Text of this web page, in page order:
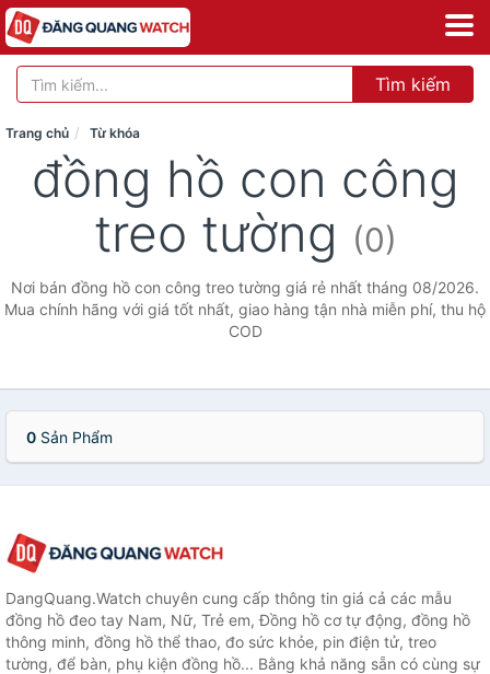
Tìm kiếm
Trang chủ Từ khóa
đồng hồ con công
treo tường (0)
Nơi bán đồng hồ con công treo tường giá rẻ nhất tháng 08/2026.
Mua chính hãng với giá tốt nhất, giao hàng tận nhà miễn phí, thu hộ
COD
0 Sản Phẩm
DangQuang.Watch chuyên cung cấp thông tin giá cả các mẫu
đồng hồ đeo tay Nam, Nữ, Trẻ em, Đồng hồ cơ tự động, đồng hồ
thông minh, đồng hồ thể thao, đo sức khỏe, pin điện tử, treo
tường, để bàn, phụ kiện đồng hồ... Bằng khả năng sẵn có cùng sự